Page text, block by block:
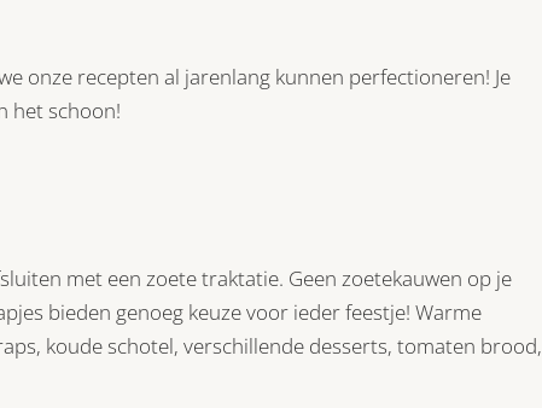
onze recepten al jarenlang kunnen perfectioneren! Je
het schoon!
met een zoete traktatie. Geen zoetekauwen op je
bieden genoeg keuze voor ieder feestje! Warme
koude schotel, verschillende desserts, tomaten brood,